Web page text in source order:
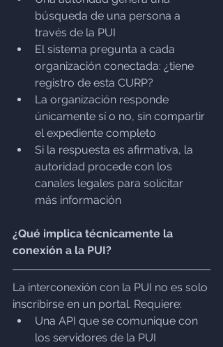
búsqueda de una persona a
través de la PUI
El sistema pregunta a cada
organización conectada: ¿tiene
registro de esta CURP?
La organización responde
únicamente sí o no, sin compartir
el expediente completo
Si la respuesta es afirmativa, la
autoridad procede con los
canales legales para solicitar
más información
¿Qué implica técnicamente la
conexión a la PUI?
La interconexión con la PUI no es solo
inscribirse en un portal. Requiere:
Una API que se comunique con
los servidores de la PUI